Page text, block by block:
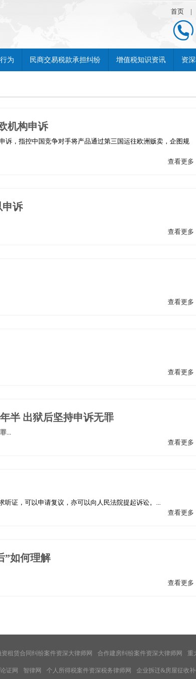
首页 |
为 民商交易税款承担纠纷 增值税知识资讯 资
机构申诉
诉，指控中国竞争对手将产品通过第三国运往欧洲贩卖，企图规
查看更多
申诉
查看更多
查看更多
查看更多
半 出狱后坚持申诉无罪
...
查看更多
证，可以申请复议，亦可以向人民法院提起诉讼。...
查看更多
”如何理解
查看更多
资租赁合同纠纷案件资深大律师网 合作建房纠纷案件资深大律师网 重
证网 智律网 个人所得税案件资深税务律师网 企业拆迁&房屋征收